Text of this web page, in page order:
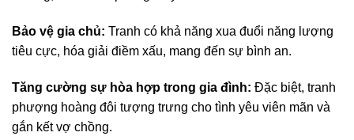
Bảo vệ gia chủ: Tranh có khả năng xua đuổi năng lượng
tiêu cực, hóa giải điềm xấu, mang đến sự bình an.
Tăng cường sự hòa hợp trong gia đình: Đặc biệt, tranh
phượng hoàng đôi tượng trưng cho tình yêu viên mãn và
gắn kết vợ chồng.